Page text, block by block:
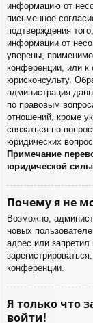
информацию от
письменное
подтверждения
информации от
уверены,
конференции, или к
юрисконсульту.
администрация
по правовым
отношений, кроме
связаться по
юридических
Примечание
юридической
Почему я не
Возможно,
новых
адрес или
конференции.
Я только что
войти!